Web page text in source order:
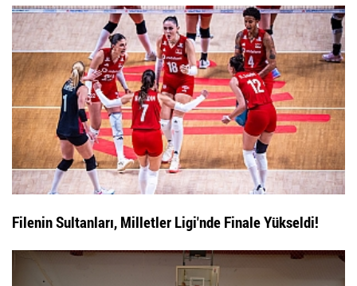
Filenin Sultanları, Milletler Ligi'nde Finale Yükseldi!